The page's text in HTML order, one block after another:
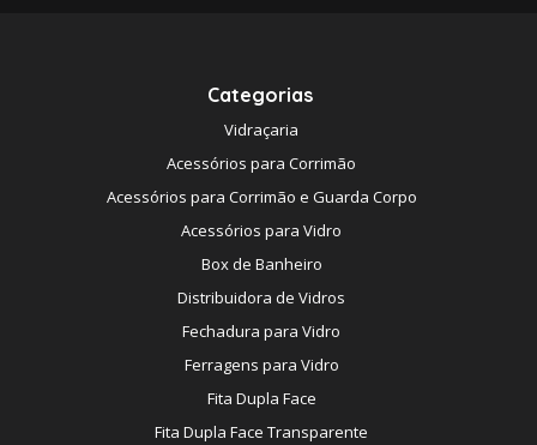
Categorias
Vidraçaria
Acessórios para Corrimão
Acessórios para Corrimão e Guarda Corpo
Acessórios para Vidro
Box de Banheiro
Distribuidora de Vidros
Fechadura para Vidro
Ferragens para Vidro
Fita Dupla Face
Fita Dupla Face Transparente